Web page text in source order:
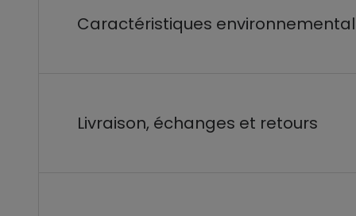
Caractéristiques
Livraison, échanges et retours